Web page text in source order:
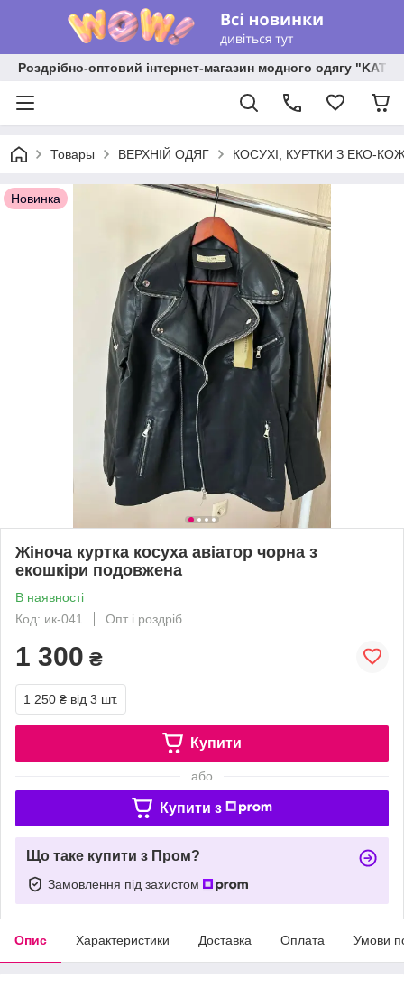
Роздрібно-оптовий інтернет-магазин модного одягу
Товары ВЕРХНІЙ ОДЯГ КОСУХІ, КУРТКИ З ЕКО-
Новинка
Жіноча куртка косуха авіатор чорна з
екошкіри подовжена
В наявності
Код: ик-041
Опт і роздріб
1 300 ₴
1 250 ₴ від 3 шт.
Купити
або
Купити з
Що таке купити з Пром?
Замовлення під захистом
Опис Характеристики Доставка Оплата Умови